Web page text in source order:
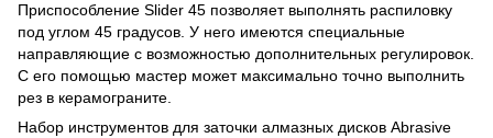
Приспособление Slider 45 позволяет выполнять распиловку
под углом 45 градусов. У него имеются специальные
направляющие с возможностью дополнительных регулировок.
С его помощью мастер может максимально точно выполнить
рез в керамограните.
Набор инструментов для заточки алмазных дисков Abrasive